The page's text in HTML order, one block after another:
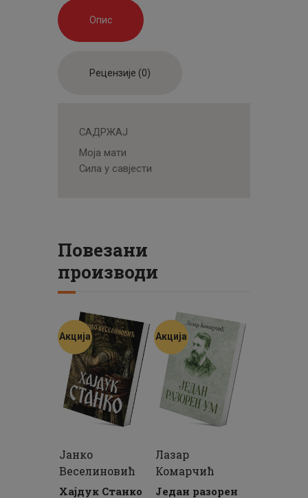
Опис
Рецензије (0)
САДРЖАЈ
Моја мати
Сила у савјести
Повезани
производи
Акција
Јанко
Веселиновић
Хајдук Станко
Акција
Лазар
Комарчић
Један разорен